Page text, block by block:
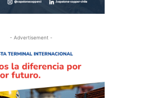
- Advertisement -